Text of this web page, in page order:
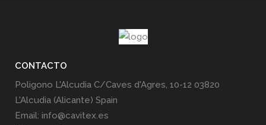
CONTACTO
Poligono L'Alcudia C/Caves d'Agres, 10-12 03820
L'Alcudia (Alicante) Spain
Email: info@cavitex.es